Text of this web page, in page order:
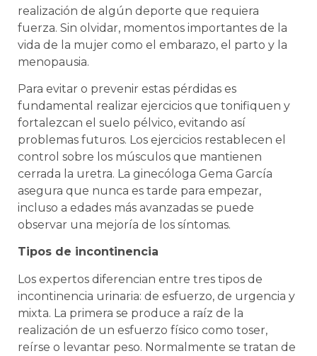
realización de algún deporte que requiera
fuerza. Sin olvidar, momentos importantes de la
vida de la mujer como el embarazo, el parto y la
menopausia.
Para evitar o prevenir estas pérdidas es
fundamental realizar ejercicios que tonifiquen y
fortalezcan el suelo pélvico, evitando así
problemas futuros. Los ejercicios restablecen el
control sobre los músculos que mantienen
cerrada la uretra. La ginecóloga Gema García
asegura que nunca es tarde para empezar,
incluso a edades más avanzadas se puede
observar una mejoría de los síntomas.
Tipos de incontinencia
Los expertos diferencian entre tres tipos de
incontinencia urinaria: de esfuerzo, de urgencia y
mixta. La primera se produce a raíz de la
realización de un esfuerzo físico como toser,
reírse o levantar peso. Normalmente se tratan de